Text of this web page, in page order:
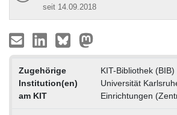
seit 14.09.2018
Zugehörige
Institution(en)
am KIT
KIT-Bibliothek (BIB)
Universität
Einrichtungen